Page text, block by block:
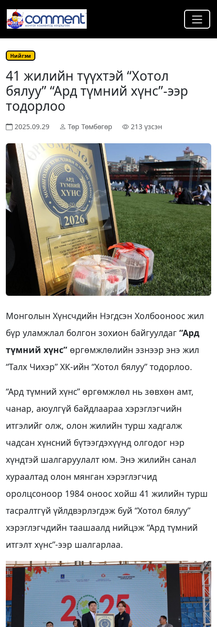
Нийгэм
41 жилийн түүхтэй “Хотол
бялуу” “Ард түмний хүнс”-ээр
тодорлоо
2025.09.29 Төр Төмбөгөр 213 үзсэн
Монголын Хүнсчдийн Нэгдсэн Холбооноос жил
бүр уламжлал болгон зохион байгуулдаг “Ард
түмний хүнс” өргөмжлөлийн эзнээр энэ жил
“Талх Чихэр” ХК-ийн “Хотол бялуу” тодорлоо.
“Ард түмний хүнс” өргөмжлөл нь зөвхөн амт,
чанар, аюулгүй байдлаараа хэрэглэгчийн
итгэлийг олж, олон жилийн турш хадгалж
чадсан хүнсний бүтээгдэхүүнд олгодог нэр
хүндтэй шалгаруулалт юм. Энэ жилийн санал
хураалтад олон мянган хэрэглэгчид
оролцсоноор 1984 оноос хойш 41 жилийн турш
тасралтгүй үйлдвэрлэгдэж буй “Хотол бялуу”
хэрэглэгчдийн таашаалд нийцэж “Ард түмний
итгэлт хүнс”-ээр шалгарлаа.